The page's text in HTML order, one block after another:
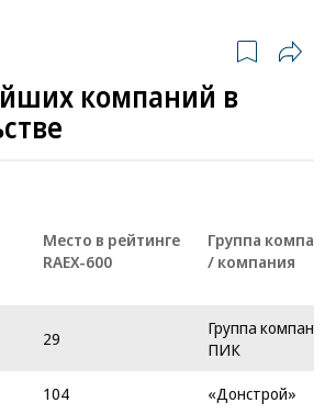
компаний в
Место в рейтинге
RAEX-600
Группа
/ компания
29
Группа компаний
ПИК
104
«Донстрой»